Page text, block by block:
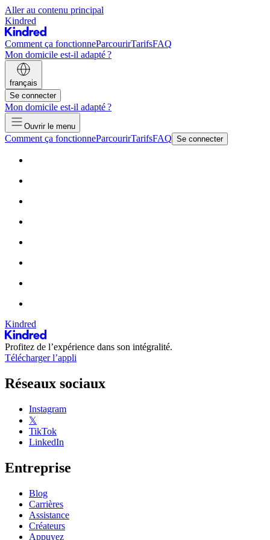
Aller au contenu principal
Kindred
Comment ça fonctionneParcourirTarifsFAQ
Mon domicile est-il adapté ?
français
Se connecter
Mon domicile est-il adapté ?
Ouvrir le menu
Comment ça fonctionneParcourirTarifsFAQ Se connecter
Kindred
Profitez de l’expérience dans son intégralité.
Télécharger l’appli
Réseaux sociaux
Instagram
𝕏
TikTok
LinkedIn
Entreprise
Blog
Carrières
Assistance
Créateurs
Appuyez